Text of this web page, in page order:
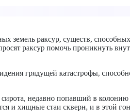
земель раксур, существ,
раксур помочь проникнуть
грядущей катастрофы,
недавно попавший в колонию
и хищные стаи скверн, и в этой